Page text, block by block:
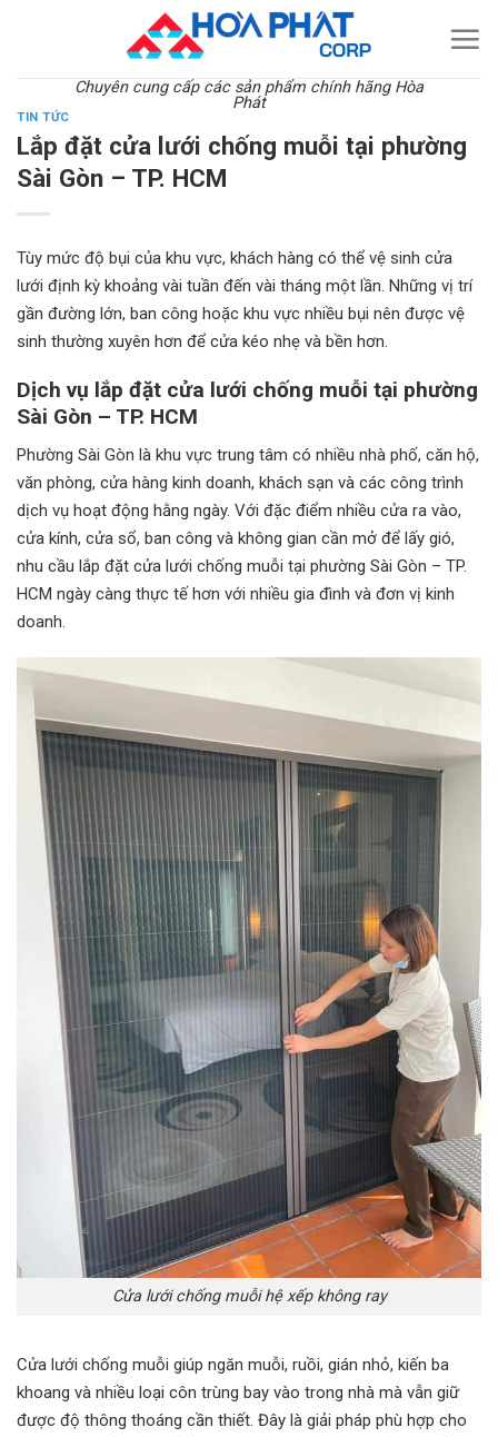
Chuyên cung cấp các sản phẩm chính hãng Hòa
Phát
TIN TỨC
Lắp đặt cửa lưới chống muỗi tại phường
Sài Gòn – TP. HCM
Tùy mức độ bụi của khu vực, khách hàng có thể vệ sinh cửa
lưới định kỳ khoảng vài tuần đến vài tháng một lần. Những vị trí
gần đường lớn, ban công hoặc khu vực nhiều bụi nên được vệ
sinh thường xuyên hơn để cửa kéo nhẹ và bền hơn.
Dịch vụ lắp đặt cửa lưới chống muỗi tại phường
Sài Gòn – TP. HCM
Phường Sài Gòn là khu vực trung tâm có nhiều nhà phố, căn hộ,
văn phòng, cửa hàng kinh doanh, khách sạn và các công trình
dịch vụ hoạt động hằng ngày. Với đặc điểm nhiều cửa ra vào,
cửa kính, cửa sổ, ban công và không gian cần mở để lấy gió,
nhu cầu lắp đặt cửa lưới chống muỗi tại phường Sài Gòn – TP.
HCM ngày càng thực tế hơn với nhiều gia đình và đơn vị kinh
doanh.
Cửa lưới chống muỗi hệ xếp không ray
Cửa lưới chống muỗi giúp ngăn muỗi, ruồi, gián nhỏ, kiến ba
khoang và nhiều loại côn trùng bay vào trong nhà mà vẫn giữ
được độ thông thoáng cần thiết. Đây là giải pháp phù hợp cho